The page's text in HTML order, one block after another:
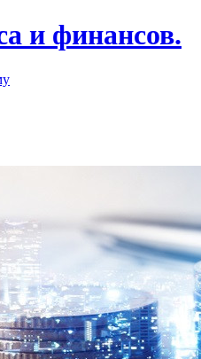
и финансов.